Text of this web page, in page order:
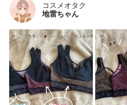
コスメオタク
地雷ちゃん